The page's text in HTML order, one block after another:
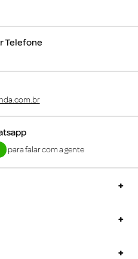
Telefone
para falar com a gente
+
+
+